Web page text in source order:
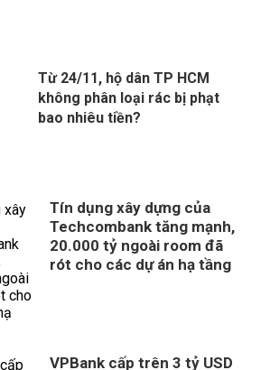
Từ 24/11, hộ dân TP HCM
không phân loại rác bị phạt
bao nhiêu tiền?
Tín dụng xây dựng của
Techcombank tăng mạnh,
20.000 tỷ ngoài room đã
rót cho các dự án hạ tầng
VPBank cấp trên 3 tỷ USD